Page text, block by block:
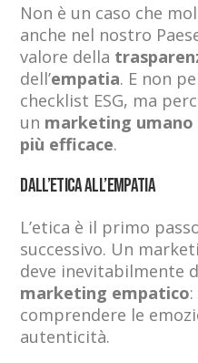
Non è un caso che
anche nel nostro
valore della
dell’empatia. E non
checklist ESG, ma
un marketing umano
più efficace.
Dall’etica all’empatia
L’etica è il primo
successivo. Un
deve inevitabilmente
marketing empatico
comprendere le
autenticità.